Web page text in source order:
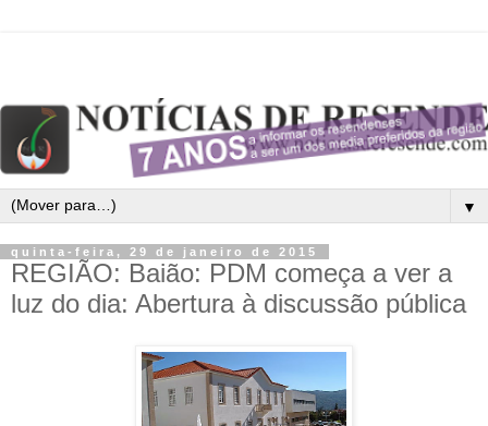
▼
quinta-feira, 29 de janeiro de 2015
REGIÃO: Baião: PDM começa a ver a
luz do dia: Abertura à discussão pública